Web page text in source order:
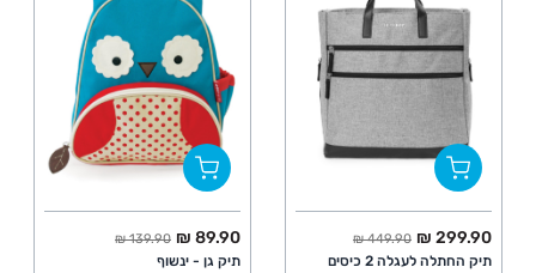
החל מ
299.90 ₪ מחיר מלא
449.90 ₪
תיק החתלה לעגלה 2 כיסים
החל מ
89.90 ₪ מחיר מלא
139.90 ₪
תיק גן - ינשוף